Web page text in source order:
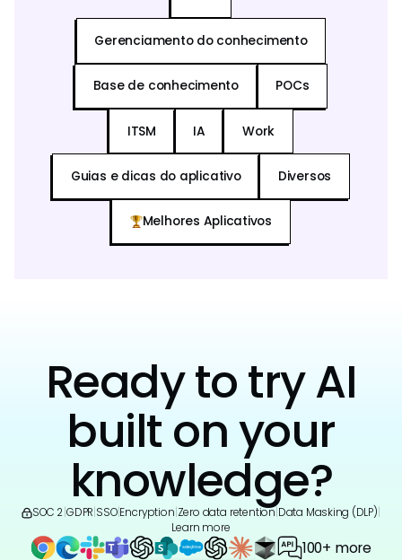
Gerenciamento do conhecimento
Base de conhecimento POCs
ITSM IA Work
Guias e dicas do aplicativo Diversos
Melhores Aplicativos
Ready to try AI
built on your
knowledge?
SOC 2 GDPR SSO|Encryption Zero data retention Data Masking (DLP)
Learn more
100+ more